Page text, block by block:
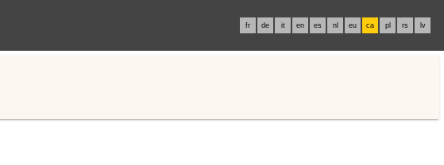
fr de it en es nl eu ca pl rs lv